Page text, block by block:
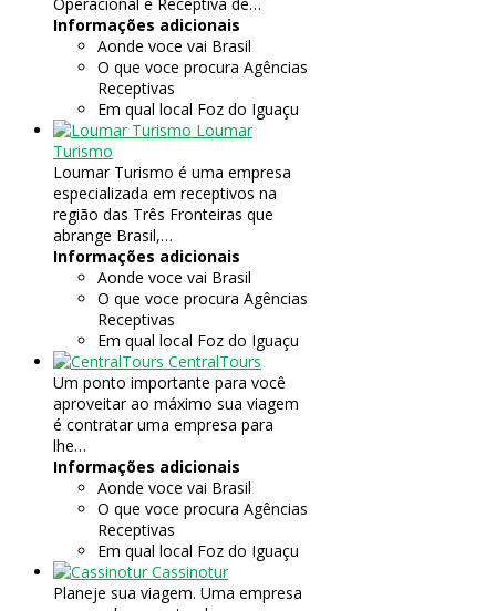
Operacional e Receptiva de…
Informações adicionais
Aonde voce vai Brasil
O que voce procura Agências
Receptivas
Em qual local Foz do Iguaçu
Loumar
Turismo
Loumar Turismo é uma empresa
especializada em receptivos na
região das Três Fronteiras que
abrange Brasil,…
Informações adicionais
Aonde voce vai Brasil
O que voce procura Agências
Receptivas
Em qual local Foz do Iguaçu
CentralTours
Um ponto importante para você
aproveitar ao máximo sua viagem
é contratar uma empresa para
lhe…
Informações adicionais
Aonde voce vai Brasil
O que voce procura Agências
Receptivas
Em qual local Foz do Iguaçu
Cassinotur
Planeje sua viagem. Uma empresa